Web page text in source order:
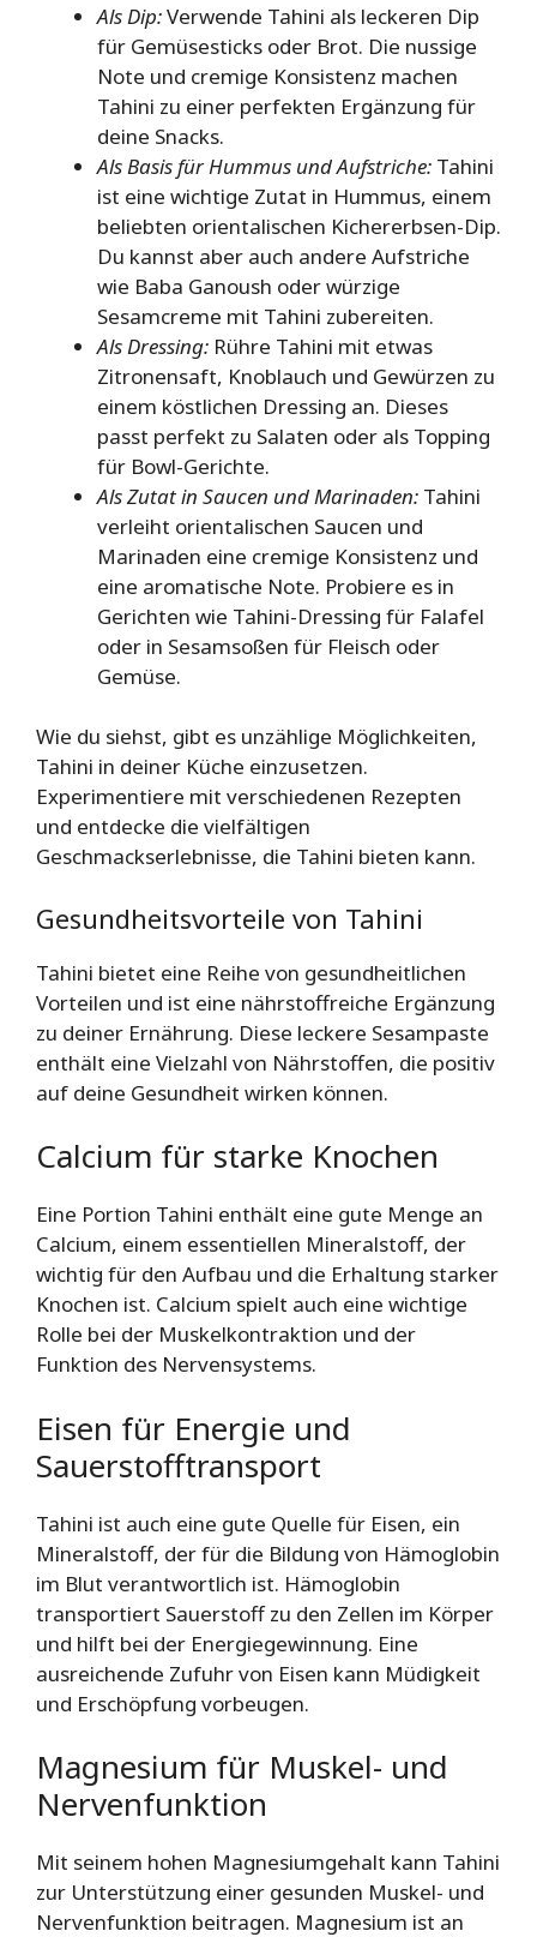
Als Dip:Verwende Tahini als leckeren Dip
für Gemüsesticks oder Brot. Die nussige
Note und cremige Konsistenz machen
Tahini zu einer perfekten Ergänzung für
deine Snacks.
Als Basis für Hummus und Aufstriche: Tahini
ist eine wichtige Zutat in Hummus, einem
beliebten orientalischen Kichererbsen-Dip.
Du kannst aber auch andere Aufstriche
wie Baba Ganoush oder würzige
Sesamcreme mit Tahini zubereiten.
Als Dressing: Rühre Tahini mit etwas
Zitronensaft, Knoblauch und Gewürzen zu
einem köstlichen Dressing an. Dieses
passt perfekt zu Salaten oder als Topping
für Bowl-Gerichte.
Als Zutat in Saucen und Marinaden: Tahini
verleiht orientalischen Saucen und
Marinaden eine cremige Konsistenz und
eine aromatische Note. Probiere es in
Gerichten wie Tahini-Dressing für Falafel
oder in Sesamsoßen für Fleisch oder
Gemüse.
Wie du siehst, gibt es unzählige Möglichkeiten,
Tahini in deiner Küche einzusetzen.
Experimentiere mit verschiedenen Rezepten
und entdecke die vielfältigen
Geschmackserlebnisse, die Tahini bieten kann.
Gesundheitsvorteile von Tahini
Tahini bietet eine Reihe von gesundheitlichen
Vorteilen und ist eine nährstoffreiche Ergänzung
zu deiner Ernährung. Diese leckere Sesampaste
enthält eine Vielzahl von Nährstoffen, die positiv
auf deine Gesundheit wirken können.
Calcium für starke Knochen
Eine Portion Tahini enthält eine gute Menge an
Calcium, einem essentiellen Mineralstoff, der
wichtig für den Aufbau und die Erhaltung starker
Knochen ist. Calcium spielt auch eine wichtige
Rolle bei der Muskelkontraktion und der
Funktion des Nervensystems.
Eisen für Energie und
Sauerstofftransport
Tahini ist auch eine gute Quelle für Eisen, ein
Mineralstoff, der für die Bildung von Hämoglobin
im Blut verantwortlich ist. Hämoglobin
transportiert Sauerstoff zu den Zellen im Körper
und hilft bei der Energiegewinnung. Eine
ausreichende Zufuhr von Eisen kann Müdigkeit
und Erschöpfung vorbeugen.
Magnesium für Muskel- und
Nervenfunktion
Mit seinem hohen Magnesiumgehalt kann Tahini
zur Unterstützung einer gesunden Muskel- und
Nervenfunktion beitragen. Magnesium ist an